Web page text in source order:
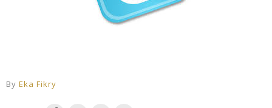
By Eka Fikry